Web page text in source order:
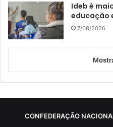
Ideb é
educação
7/08/2026
CONFEDERAÇÃO